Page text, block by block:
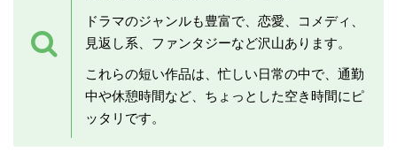
ドラマのジャンルも豊富で、恋愛、コメディ、
見返し系、ファンタジーなど沢山あります。
これらの短い作品は、忙しい日常の中で、通勤
中や休憩時間など、ちょっとした空き時間にピ
ッタリです。